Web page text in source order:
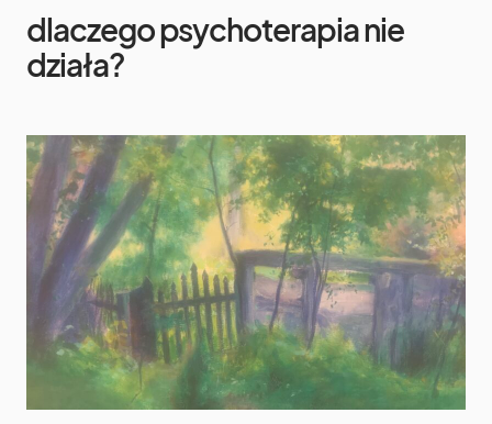
dlaczego psychoterapia nie
działa?